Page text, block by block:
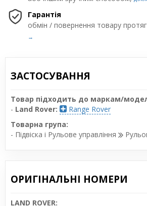
Гарантія
обмін / повернення товару
→
ЗАСТОСУВАННЯ
Товар підходить до маркам/
- Land Rover:
Range Rover
Товарна група:
- Підвіска і Рульове управління
ОРИГІНАЛЬНІ НОМЕРИ
LAND ROVER: